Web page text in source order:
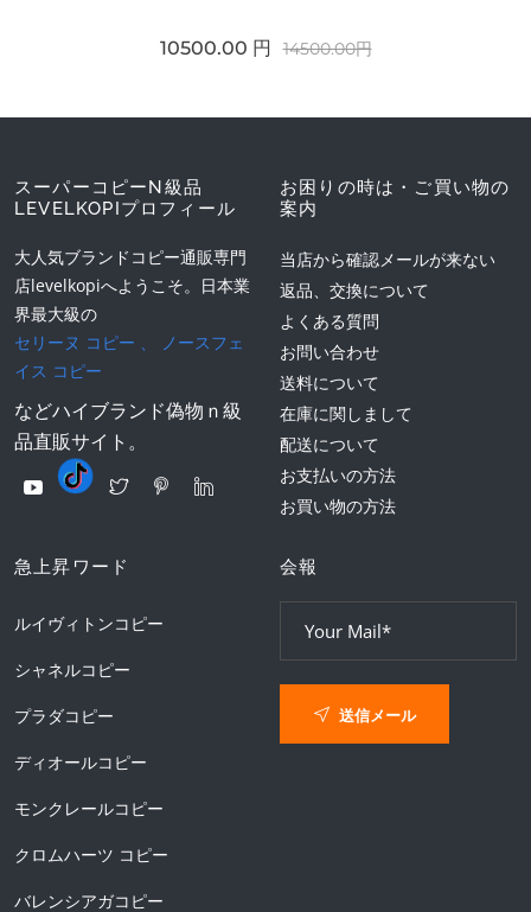
10500.00 円 14500.00円
スーパーコピーN級品
LEVELKOPIプロフィール
大人気ブランドコピー通販専門
店levelkopiへようこそ。日本業
界最大級の
セリーヌ コピー
ノースフェ
イス コピー
などハイブランド偽物ｎ級
品直販サイト。
お困りの時は・ご買い物の
案内
当店から確認メールが来ない
返品、交換について
よくある質問
お問い合わせ
送料について
在庫に関しまして
配送について
お支払いの方法
お買い物の方法
急上昇ワード
ルイヴィトンコピー
シャネルコピー
プラダコピー
ディオールコピー
モンクレールコピー
クロムハーツ コピー
バレンシアガコピー
会報
送信メール